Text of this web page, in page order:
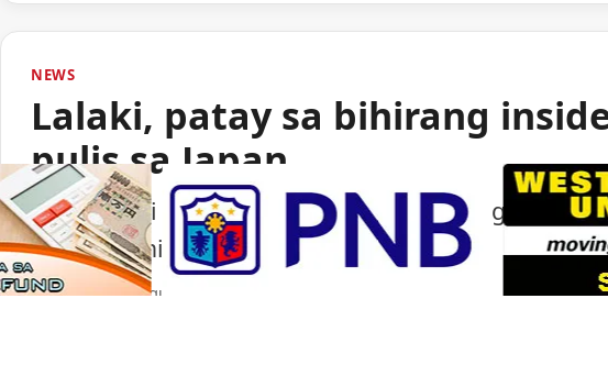
NEWS
Lalaki, patay sa bihirang
pulis sa Japan
Isang lalaki ang nasawi matapos barilin ng mga
ng paggamit ng baril ng pulisya sa Japan.
Portal Japan•August 6, 2026